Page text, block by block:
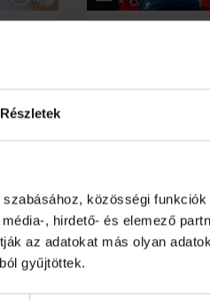
Részletek
közösségi
, hirdető- és elemező
az adatokat más olyan
gyűjtöttek.
NB I 2026. jún. 03.